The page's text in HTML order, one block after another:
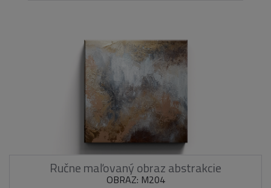
Ručne maľovaný obraz abstrakcie
OBRAZ: M204